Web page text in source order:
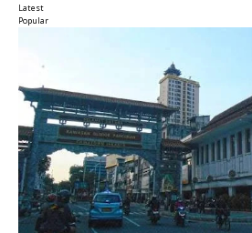
Latest
Popular